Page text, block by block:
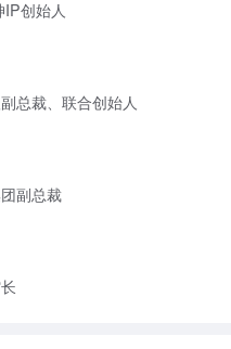
IP创始人
总裁、联合创始人
副总裁